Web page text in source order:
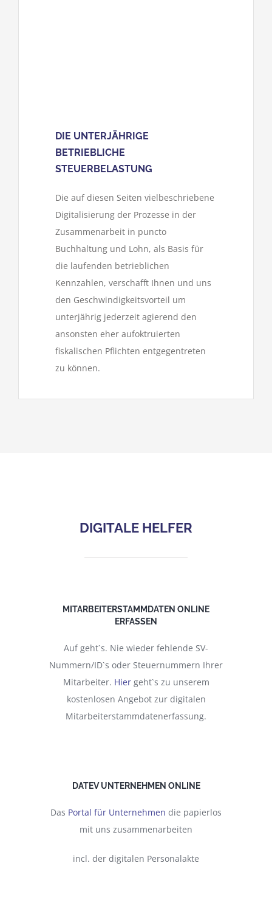
DIE UNTERJÄHRIGE
BETRIEBLICHE
STEUERBELASTUNG
Die auf diesen Seiten vielbeschriebene
Digitalisierung der Prozesse in der
Zusammenarbeit in puncto
Buchhaltung und Lohn, als Basis für
die laufenden betrieblichen
Kennzahlen, verschafft Ihnen und uns
den Geschwindigkeitsvorteil um
unterjährig jederzeit agierend den
ansonsten eher aufoktruierten
fiskalischen Pflichten entgegentreten
zu können.
DIGITALE HELFER
MITARBEITERSTAMMDATEN ONLINE
ERFASSEN
Auf geht`s. Nie wieder fehlende SV-
Nummern/ID`s oder Steuernummern Ihrer
Mitarbeiter. Hiergeht`s zu unserem
kostenlosen Angebot zur digitalen
Mitarbeiterstammdatenerfassung.
DATEV UNTERNEHMEN ONLINE
Das Portal für Unternehmen die papierlos
mit uns zusammenarbeiten
incl. der digitalen Personalakte